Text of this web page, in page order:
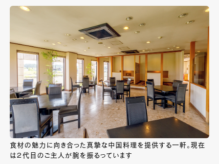
食材の魅力に向き合った真摯な中国料理を提供する一軒。現在
は２代目のご主人が腕を振るっています